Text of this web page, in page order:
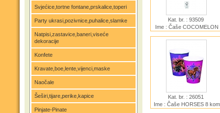
Svjećice,tortne fontane,prskalice,toperi
Party ukrasi,pozivnice,puhalice,slamke
Natpisi,zastavice,baneri,viseće
dekoracije
Konfete
Kravate,boe,lente,vijenci,maske
Naočale
Šeširi,tijare,perike,kapice
Pinjate-Pinate
Kat. br. : 93509
Ime : Čaše COCOMELON
Kat. br. : 26051
Ime : Čaše HORSES 8 kom